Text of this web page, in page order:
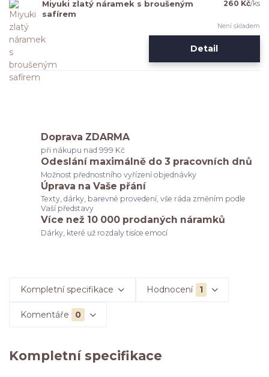
Miyuki zlatý náramek s broušeným
safírem
260 Kč/ks
Není skladem
Detail
Doprava ZDARMA
při nákupu nad 999 Kč
Odeslání maximálně do 3 pracovních dnů
Možnost přednostního vyřízení objednávky
Úprava na Vaše přání
Texty, dárky, barevné provedení, vše ráda změním podle
Vaší představy
Více než 10 000 prodaných náramků
Dárky, které už rozdaly tisíce emocí
Kompletní specifikace Hodnocení 1
Komentáře 0
Kompletní specifikace